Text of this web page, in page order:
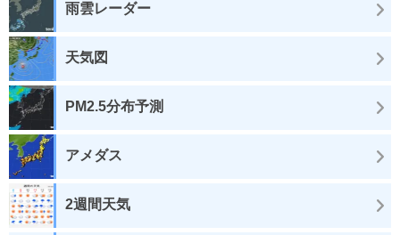
雨雲レーダー
天気図
PM2.5分布予測
アメダス
2週間天気